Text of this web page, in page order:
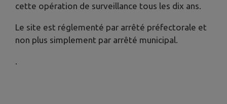
cette opération de surveillance tous les dix ans.
Le site est réglementé par arrêté préfectorale et
non plus simplement par arrêté municipal.
.